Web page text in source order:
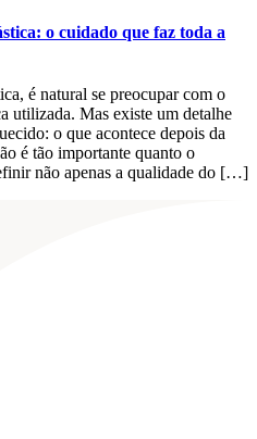
o cuidado que faz toda a
é natural se preocupar com o
utilizada. Mas existe um detalhe
o que acontece depois da
é tão importante quanto o
não apenas a qualidade do […]